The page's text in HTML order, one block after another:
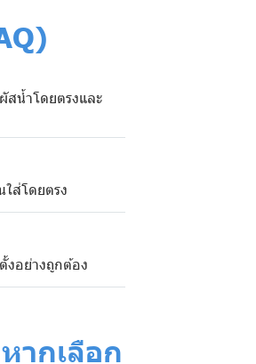
สน้ำโดยตรงและ
ส่โดยตรง
งอย่างถูกต้อง
ากเลือก